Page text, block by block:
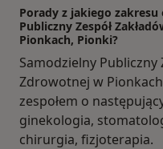
Porady z jakiego
Publiczny Zespół
Pionkach, Pionki?
Samodzielny Publiczny
Zdrowotnej w
zespołem o
ginekologia,
chirurgia, fizjoterapia.